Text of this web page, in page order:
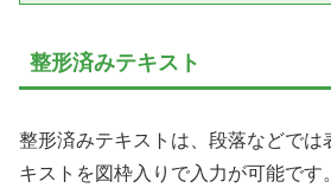
整形済みテキスト
整形済みテキストは、段落などでは
キストを図枠入りで入力が可能です。